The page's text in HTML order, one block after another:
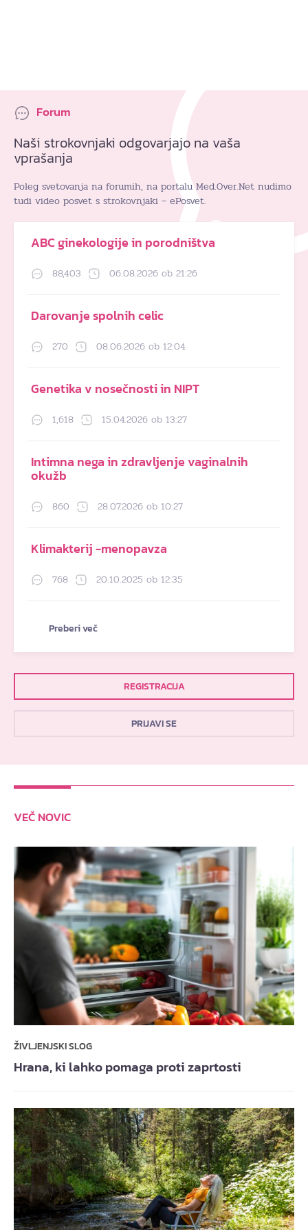
Forum
Naši strokovnjaki odgovarjajo na vaša
vprašanja
Poleg svetovanja na forumih, na portalu Med.Over.Net nudimo
tudi video posvet s strokovnjaki – ePosvet.
ABC ginekologije in porodništva
88,403 06.08.2026 ob 21:26
Darovanje spolnih celic
270 08.06.2026 ob 12:04
Genetika v nosečnosti in NIPT
1,618 15.04.2026 ob 13:27
Intimna nega in zdravljenje vaginalnih
okužb
860 28.07.2026 ob 10:27
Klimakterij -menopavza
768 20.10.2025 ob 12:35
Preberi več
REGISTRACIJA
PRIJAVI SE
VEČ NOVIC
ŽIVLJENJSKI SLOG
Hrana, ki lahko pomaga proti zaprtosti